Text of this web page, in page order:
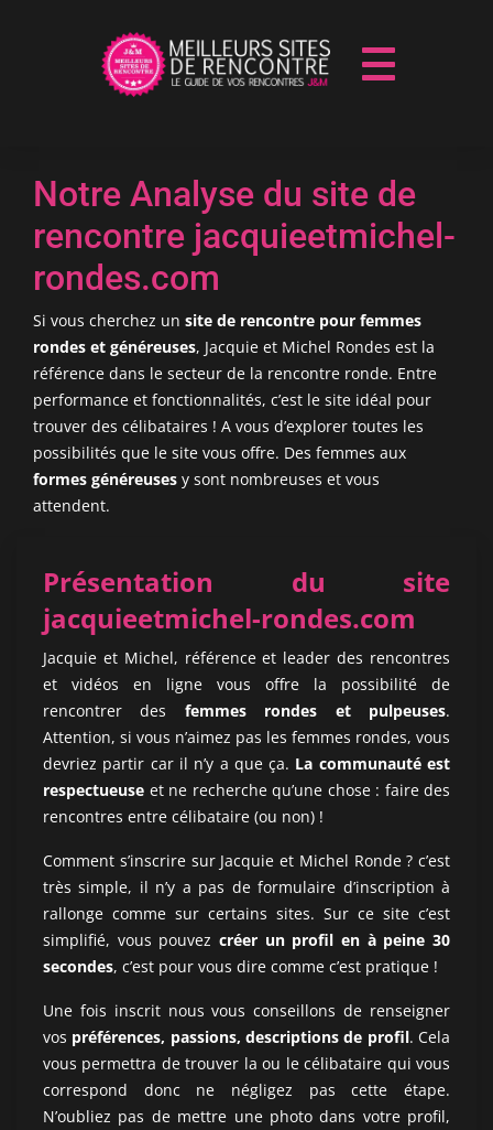
Notre Analyse du site de
rencontre jacquieetmichel-
rondes.com
Si vous cherchez un site de rencontre pour femmes
rondes et généreuses, Jacquie et Michel Rondes est la
référence dans le secteur de la rencontre ronde. Entre
performance et fonctionnalités, c’est le site idéal pour
trouver des célibataires ! A vous d’explorer toutes les
possibilités que le site vous offre. Des femmes aux
formes généreuses y sont nombreuses et vous
attendent.
Présentation du site
jacquieetmichel-rondes.com
Jacquie et Michel, référence et leader des rencontres
et vidéos en ligne vous offre la possibilité de
rencontrer des femmes rondes et pulpeuses.
Attention, si vous n’aimez pas les femmes rondes, vous
devriez partir car il n’y a que ça. La communauté est
respectueuse et ne recherche qu’une chose : faire des
rencontres entre célibataire (ou non) !
Comment s’inscrire sur Jacquie et Michel Ronde ? c’est
très simple, il n’y a pas de formulaire d’inscription à
rallonge comme sur certains sites. Sur ce site c’est
simplifié, vous pouvez créer un profil en à peine 30
secondes, c’est pour vous dire comme c’est pratique !
Une fois inscrit nous vous conseillons de renseigner
vos préférences, passions, descriptions de profil. Cela
vous permettra de trouver la ou le célibataire qui vous
correspond donc ne négligez pas cette étape.
N’oubliez pas de mettre une photo dans votre profil,